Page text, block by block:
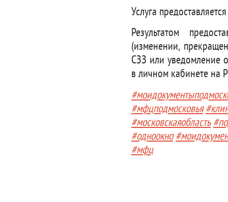
Услуга
Результатом
(изменении,
СЗЗ или уведомление
в личном кабинете на
#мфцподмосковья
#московскаяобласть
#одноокно
#мфц